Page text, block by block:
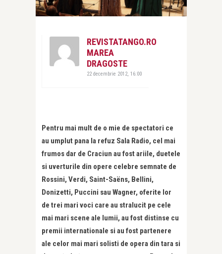
REVISTATANGO.RO
MAREA
DRAGOSTE
22 decembrie 2012, 16:00
Pentru mai mult de o mie de spectatori ce
au umplut pana la refuz Sala Radio, cel mai
frumos dar de Craciun au fost ariile, duetele
si uverturile din opere celebre semnate de
Rossini, Verdi, Saint-Saëns, Bellini,
Donizetti, Puccini sau Wagner, oferite lor
de trei mari voci care au stralucit pe cele
mai mari scene ale lumii, au fost distinse cu
premii internationale si au fost partenere
ale celor mai mari solisti de opera din tara si